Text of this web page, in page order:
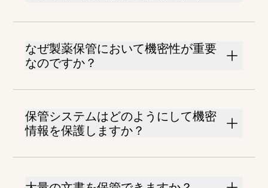
なぜ製薬保管において機密性が重要
なのですか？
保管システムはどのようにして機密
情報を保護しますか？